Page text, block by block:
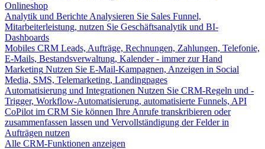
Onlineshop
Analytik und Berichte Analysieren Sie Sales Funnel,
Mitarbeiterleistung, nutzen Sie Geschäftsanalytik und BI-
Dashboards
Mobiles CRM Leads, Aufträge, Rechnungen, Zahlungen, Telefonie,
E-Mails, Bestandsverwaltung, Kalender - immer zur Hand
Marketing Nutzen Sie E-Mail-Kampagnen, Anzeigen in Social
Media, SMS, Telemarketing, Landingpages
Automatisierung und Integrationen Nutzen Sie CRM-Regeln und -
Trigger, Workflow-Automatisierung, automatisierte Funnels, API
CoPilot im CRM Sie können Ihre Anrufe transkribieren oder
zusammenfassen lassen und Vervollständigung der Felder in
Aufträgen nutzen
Alle CRM-Funktionen anzeigen